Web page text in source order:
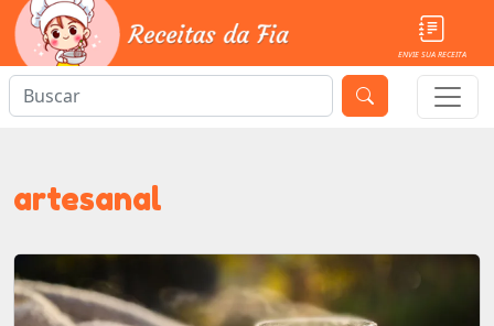
ENVIE SUA RECEITA
artesanal